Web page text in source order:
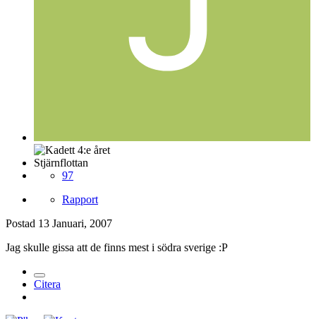
Stjärnflottan
97
Rapport
Postad 13 Januari, 2007
Jag skulle gissa att de finns mest i södra sverige :P
Citera